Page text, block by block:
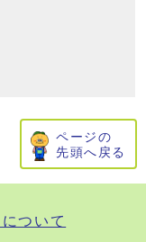
ページの
先頭へ戻る
ついて